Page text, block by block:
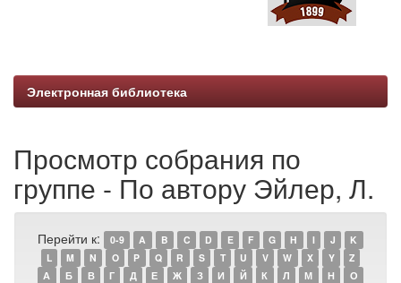
Электронная библиотека
Просмотр собрания по
группе - По автору Эйлер, Л.
Перейти к: 0-9 A B C D E F G H I J
K
L
M N O P Q R S T U V W X Y
Z
А
Б В Г Д Е Ж З И Й К Л М Н
О